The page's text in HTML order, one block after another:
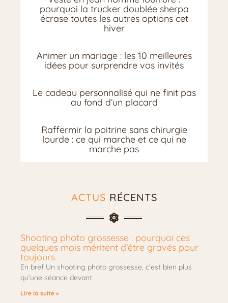
pourquoi la trucker doublée sherpa
écrase toutes les autres options cet
hiver
Animer un mariage : les 10 meilleures
idées pour surprendre vos invités
Le cadeau personnalisé qui ne finit pas
au fond d’un placard
Raffermir la poitrine sans chirurgie
lourde : ce qui marche et ce qui ne
marche pas
ACTUS RÉCENTS
Shooting photo grossesse : pourquoi ces
quelques mois méritent d’être gravés pour
toujours
En bref Un shooting photo grossesse, c’est bien plus
qu’une séance devant
Lire la suite »